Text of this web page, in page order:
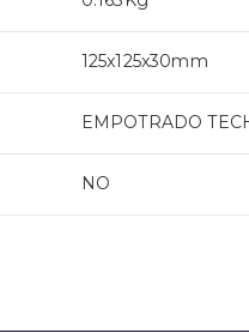
125x125x30mm
EMPOTRADO
NO